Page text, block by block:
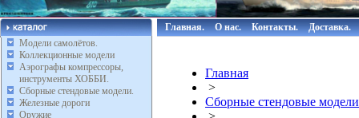
Модели самолётов.
Коллекционные модели
Аэрографы компрессоры,
инструменты ХОББИ.
Сборные стендовые модели.
Железные дороги
Оружие
Главная. О нас. Контакты. Доставка.
Главная
>
Сборные стендовые